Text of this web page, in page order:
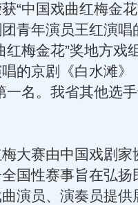
“中国戏曲红梅金
青年演员王红演唱
红梅金花”奖地方戏
的京剧《白水滩》
一名。我省其他选
赛由中国戏剧家
国性赛事旨在弘扬
演员、演奏员提供